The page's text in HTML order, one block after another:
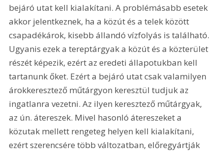
bejáró utat kell kialakítani. A problémásabb esetek
akkor jelentkeznek, ha a közút és a telek között
csapadékárok, kisebb állandó vízfolyás is található.
Ugyanis ezek a tereptárgyak a közút és a közterület
részét képezik, ezért az eredeti állapotukban kell
tartanunk őket. Ezért a bejáró utat csak valamilyen
árokkeresztező műtárgyon keresztül tudjuk az
ingatlanra vezetni. Az ilyen keresztező műtárgyak,
az ún. átereszek. Mivel hasonló átereszeket a
közutak mellett rengeteg helyen kell kialakítani,
ezért szerencsére több változatban, előregyártják